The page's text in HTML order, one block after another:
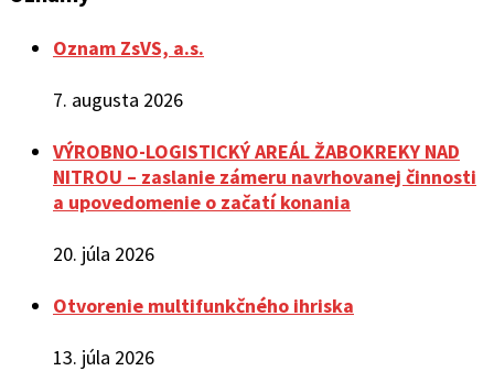
Oznam ZsVS, a.s.
7. augusta 2026
VÝROBNO-LOGISTICKÝ AREÁL ŽABOKREKY NAD
NITROU – zaslanie zámeru navrhovanej činnosti
a upovedomenie o začatí konania
20. júla 2026
Otvorenie multifunkčného ihriska
13. júla 2026